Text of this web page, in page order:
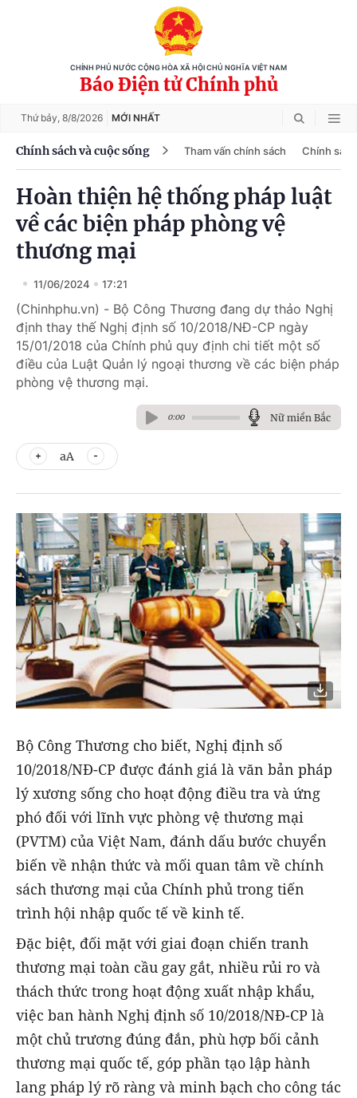
CHÍNH PHỦ NƯỚC CỘNG HÒA XÃ HỘI CHỦ NGHĨA VIỆT NAM
Báo Điện tử Chính phủ
Thứ bảy, 8/8/2026 MỚI NHẤT
Chính sách và cuộc sống Tham vấn chính sách Chính
Hoàn thiện hệ thống pháp luật
về các biện pháp phòng vệ
thương mại
11/06/2024 17:21
(Chinhphu.vn) - Bộ Công Thương đang dự thảo Nghị
định thay thế Nghị định số 10/2018/NĐ-CP ngày
15/01/2018 của Chính phủ quy định chi tiết một số
điều của Luật Quản lý ngoại thương về các biện pháp
phòng vệ thương mại.
0:00 Nữ miền Bắc
aA
Bộ Công Thương cho biết, Nghị định số
10/2018/NĐ-CP được đánh giá là văn bản pháp
lý xương sống cho hoạt động điều tra và ứng
phó đối với lĩnh vực phòng vệ thương mại
(PVTM) của Việt Nam, đánh dấu bước chuyển
biến về nhận thức và mối quan tâm về chính
sách thương mại của Chính phủ trong tiến
trình hội nhập quốc tế về kinh tế.
Đặc biệt, đối mặt với giai đoạn chiến tranh
thương mại toàn cầu gay gắt, nhiều rủi ro và
thách thức trong hoạt động xuất nhập khẩu,
việc ban hành Nghị định số 10/2018/NĐ-CP là
một chủ trương đúng đắn, phù hợp bối cảnh
thương mại quốc tế, góp phần tạo lập hành
lang pháp lý rõ ràng và minh bạch cho công tác